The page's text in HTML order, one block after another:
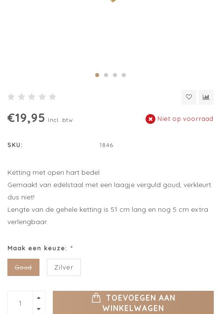
€19,95 Incl. btw Niet op voorraad
SKU: 1846
Ketting met open hart bedel
Gemaakt van edelstaal met een laagje verguld goud, verkleurt
dus niet!
Lengte van de gehele ketting is 51 cm lang en nog 5 cm extra
verlengbaar.
Maak een keuze: *
Goud Zilver
TOEVOEGEN AAN
WINKELWAGEN